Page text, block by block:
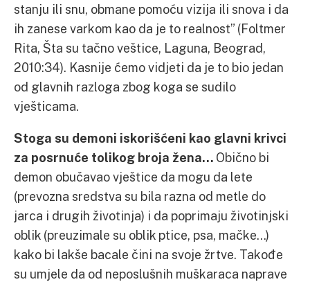
stanju ili snu, obmane pomoću vizija ili snova i da
ih zanese varkom kao da je to realnost” (Foltmer
Rita, Šta su tačno veštice, Laguna, Beograd,
2010:34). Kasnije ćemo vidjeti da je to bio jedan
od glavnih razloga zbog koga se sudilo
vješticama.
Stoga su demoni iskorišćeni kao glavni krivci
za posrnuće tolikog broja žena… Obično bi
demon obučavao vještice da mogu da lete
(prevozna sredstva su bila razna od metle do
jarca i drugih životinja) i da poprimaju životinjski
oblik (preuzimale su oblik ptice, psa, mačke…)
kako bi lakše bacale čini na svoje žrtve. Takođe
su umjele da od neposlušnih muškaraca naprave